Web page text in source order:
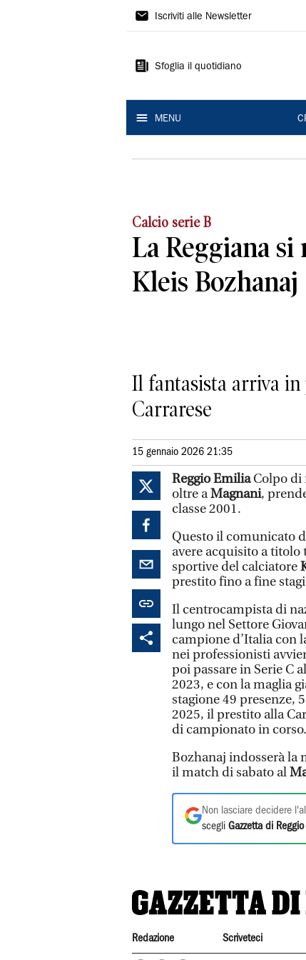
Gazzetta
Reggio
Iscriviti alle Newsletter
Sfoglia il quotidiano
MENU
Calcio serie B
La Reggiana
Kleis Bozhanaj
Il fantasista arriva in
Carrarese
15 gennaio 2026 21:35
Reggio EmiliaColpo di
oltre aMagnani,
classe 2001.
Questo il comunicato
avere acquisito a
sportive del calciatore
prestito fino a fine
Il centrocampista di
lungo nel Settore
campione d’Italia con
nei professionisti
poi passare in Serie C
2023, e con la maglia
stagione 49 presenze,
2025, il prestito alla
di campionato in
Bozhanaj indosserà la
il match di sabato al
Non lasciare decidere
scegli Gazzetta di Reggio
Redazione Scriveteci